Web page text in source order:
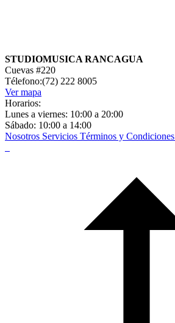
STUDIOMUSICA RANCAGUA
Cuevas #220
Télefono:(72) 222 8005
Ver mapa
Horarios:
Lunes a viernes: 10:00 a 20:00
Sábado: 10:00 a 14:00
Nosotros Servicios Términos y Condiciones